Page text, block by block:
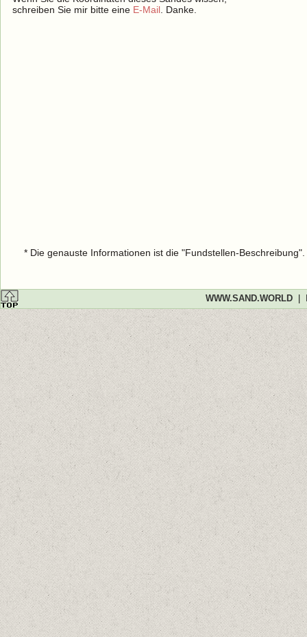
schreiben Sie mir bitte eine E-Mail . Danke.
* Die genauste Informationen ist die "Fundstellen-
WWW.SAND.WORLD|